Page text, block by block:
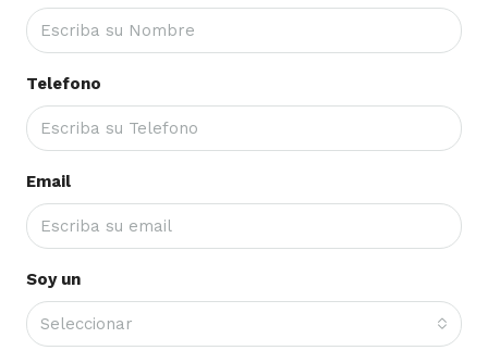
Telefono
Email
Soy un
Seleccionar